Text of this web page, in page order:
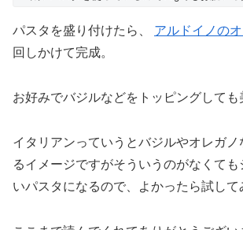
パスタを盛り付けたら、 アルドイノの
回しかけて完成。
お好みでバジルなどをトッピングしても
イタリアンっていうとバジルやオレガ
るイメージですがそういうのがなくても
いパスタになるので、よかったら試して